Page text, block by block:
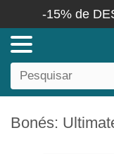
-15% de
Bonés: